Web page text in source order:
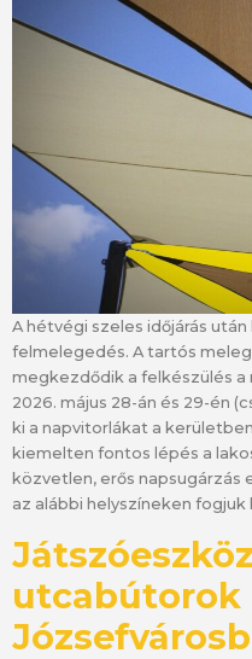
A hétvégi szeles időjárás
felmelegedés. A tartós
megkezdődik a felkészülés a
2026. május 28-án és 29-én
ki a napvitorlákat a
kiemelten fontos lépés a
közvetlen, erős napsugárzás
az alábbi helyszíneken